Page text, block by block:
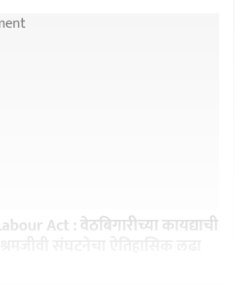
Act : वेठबिगारीच्या कायद्याची